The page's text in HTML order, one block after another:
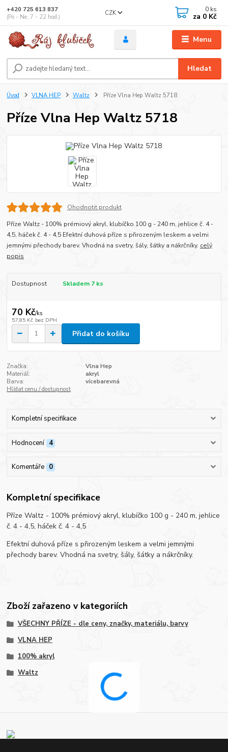
Menu
CZK
Hledat
+420 725 613 837
(Po - Ne, 7 - 22 hod.)
0 ks
za 0 Kč
Úvod VLNA HEP Waltz Příze Vlna Hep Waltz 5718
Příze Vlna Hep Waltz 5718
Ohodnotit produkt
Příze Waltz - 100% prémiový akryl, klubíčko 100 g - 240 m, jehlice č. 4 -
4,5, háček č. 4 - 4,5 Efektní duhová příze s přirozeným leskem a velmi
jemnými přechody barev. Vhodná na svetry, šály, šátky a nákrčníky. celý
popis
Dostupnost Skladem 7 ks
70 Kč/ks
57,85 Kč bez DPH
Přidat do košíku
Značka:
Vlna Hep
Materiál:
akryl
Barva:
vícebarevná
Hlídat cenu / dostupnost
Kompletní specifikace
Hodnocení 4
Komentáře 0
Kompletní specifikace
Příze Waltz - 100% prémiový akryl, klubíčko 100 g - 240 m, jehlice
č. 4 - 4,5, háček č. 4 - 4,5
Efektní duhová příze s přirozeným leskem a velmi jemnými
přechody barev. Vhodná na svetry, šály, šátky a nákrčníky.
Zboží zařazeno v kategoriích
VŠECHNY PŘÍZE - dle ceny, značky, materiálu, barvy
VLNA HEP
100% akryl
Waltz